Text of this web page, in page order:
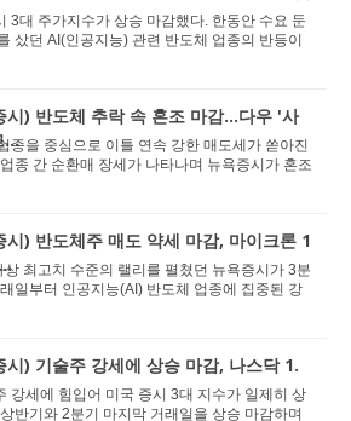
3대 주가지수가 상승 마감했다. 한동안 수요 둔
샀던 AI(인공지능) 관련 반도체 업종의 반등이
탱했다. 지난 3일 독립기념일 대체 공...
시) 반도체 추락 속 혼조 마감…다우 '사
...종을 중심으로 이틀 연속 강한 매도세가 쏟아진
종 간 순환매 장세가 나타나며 뉴욕증시가 혼조
했다. 기술주 중심의 나스닥 지수는 ...
시) 반도체주 매도 약세 마감, 마이크론 1
상 최고치 수준의 랠리를 펼쳤던 뉴욕증시가 3분
일부터 인공지능(AI) 반도체 업종에 집중된 강
현 매물에 밀려 약세로 돌아섰다. 1일 ...
시) 기술주 강세에 상승 마감, 나스닥 1.
강세에 힘입어 미국 증시 3대 지수가 일제히 상
반기와 2분기 마지막 거래일을 상승 마감하며